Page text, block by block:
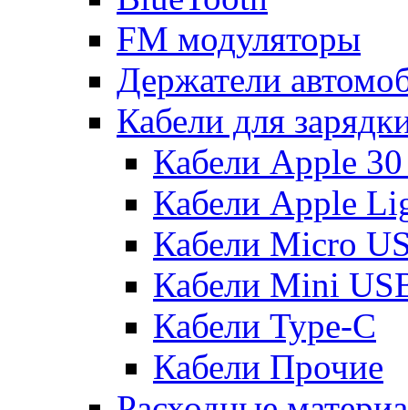
FM модуляторы
Держатели
Кабели для
Кабели Apple
Кабели Apple
Кабели Micro
Кабели Mini
Кабели Type-C
Кабели Прочие